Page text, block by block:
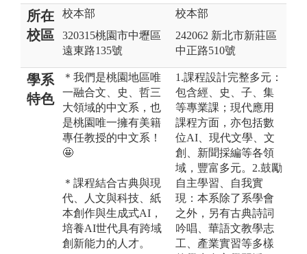
所在
校區
校本部
320315桃園市中壢區
遠東路135號
校本部
242062 新北市新莊區
中正路510號
學系
特色
＊我們是桃園地區唯
一融合文、史、哲三
大領域的中文系，也
是桃園唯一擁有美籍
專任教授的中文系！
🤩
＊課程結合古典與現
代、人文與科技、紙
本創作與生成式AI，
培養AI世代具有跨域
創新能力的人才。
1.課程設計完整多元：
包含經、史、子、集
等專業課；現代應用
課程方面，亦包括數
位AI、現代文學、文
創、新聞採編等各領
域，豐富多元。2.鼓勵
自主學習、自我實
現：本系除了系學會
之外，另有古典詩詞
吟唱、華語文教學志
工、產業實習等多樣